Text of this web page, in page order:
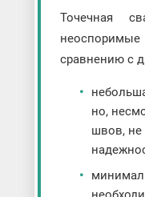
Точечная
сравнению с
но,
швов, не